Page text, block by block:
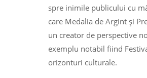
spre inimile publicului cu
care Medalia de Argint și
un creator de perspective
exemplu notabil fiind
orizonturi culturale.